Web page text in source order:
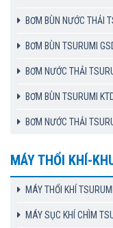
BƠM BÙN NƯỚC THẢI
BƠM BÙN TSURUMI
BƠM NƯỚC THẢI
BƠM BÙN TSURUMI
BƠM NƯỚC THẢI
MÁY THỔI KHÍ-
MÁY THỔI KHÍ TSURUMI
MÁY SỤC KHÍ CHÌM